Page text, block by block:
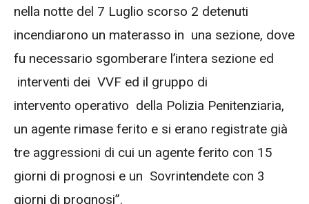
nella notte del 7 Luglio scorso 2 detenuti
incendiarono un materasso in una sezione, dove
fu necessario sgomberare l’intera sezione ed
interventi dei VVF ed il gruppo di
intervento operativo della Polizia Penitenziaria,
un agente rimase ferito e si erano registrate già
tre aggressioni di cui un agente ferito con 15
giorni di prognosi e un Sovrintendete con 3
giorni di prognosi”.